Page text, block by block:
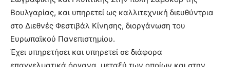
Βουλγαρίας, και υπηρετεί ως καλλιτεχνική διευθύντρια
στο Διεθνές Φεστιβάλ Κίνησης, διοργάνωση του
Ευρωπαϊκού Πανεπιστημίου.
Έχει υπηρετήσει και υπηρετεί σε διάφορα